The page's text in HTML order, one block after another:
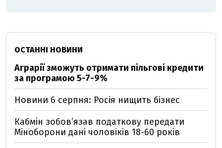
ОСТАННІ НОВИНИ
Аграрії зможуть отримати пільгові кредити
за програмою 5-7-9%
Новини 6 серпня: Росія нищить бізнес
Кабмін зобовʼязав податкову передати
Міноборони дані чоловіків 18-60 років